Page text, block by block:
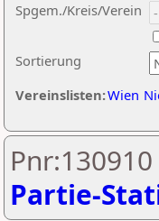
Sortierung
Spgem./Kreis/Verein
Vereinslisten:Wien
Partie-